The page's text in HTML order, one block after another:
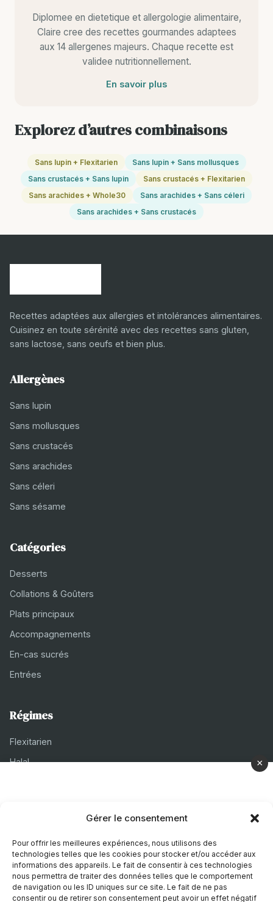
Gérer le consentement
Pour offrir les meilleures expériences, nous utilisons des
technologies telles que les cookies pour stocker et/ou accéder aux
informations des appareils. Le fait de consentir à ces technologies
nous permettra de traiter des données telles que le comportement
de navigation ou les ID uniques sur ce site. Le fait de ne pas
consentir ou de retirer son consentement peut avoir un effet négatif
Diplomee en dietetique et allergologie alimentaire,
Claire cree des recettes gourmandes adaptees
aux 14 allergenes majeurs. Chaque recette est
validee nutritionnellement.
En savoir plus
Explorez d’autres combinaisons
Sans lupin + Flexitarien
Sans lupin + Sans mollusques
Sans crustacés + Sans lupin
Sans crustacés + Flexitarien
Sans arachides + Whole30
Sans arachides + Sans céleri
Sans arachides + Sans crustacés
Recettes adaptées aux allergies et intolérances alimentaires.
Cuisinez en toute sérénité avec des recettes sans gluten,
sans lactose, sans oeufs et bien plus.
Allergènes
Sans lupin
Sans mollusques
Sans crustacés
Sans arachides
Sans céleri
Sans sésame
Catégories
Desserts
Collations & Goûters
Plats principaux
Accompagnements
En-cas sucrés
Entrées
Régimes
Flexitarien
Halal
À propos
Mentions légales
Politique de confidentialité
×